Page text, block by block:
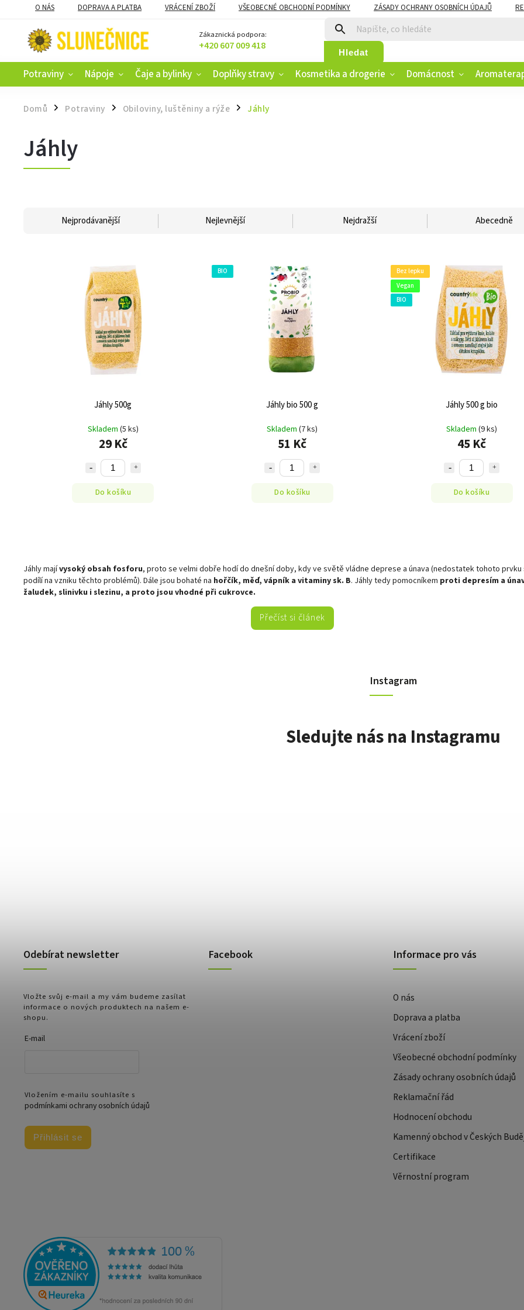
O NÁS DOPRAVA A PLATBA VRÁCENÍ ZBOŽÍ VŠEOBECNÉ OBCHODNÍ PODMÍNKY ZÁSADY OCHRANY OSOBNÍCH ÚDAJŮ
VĚRNOSTNÍ PROGRAM
Zákaznická podpora:
+420 607 009 418 Hledat
Potraviny Nápoje Čaje a bylinky Doplňky stravy Kosmetika a drogerie Domácnost
Domů / Potraviny / Obiloviny, luštěniny a rýže / Jáhly
Jáhly
Nejprodávanější Nejlevnější Nejdražší Abecedně
Jáhly 500g
Skladem (5 ks)
29 Kč
Do košíku
BIO
Jáhly bio 500 g
Skladem(7 ks)
51 Kč
Do košíku
Bez lepku
Vegan
BIO
Jáhly 500 g bio
Skladem(9 ks)
45 Kč
Do košíku
Jáhly majívysoký obsah fosforu, proto se velmi dobře hodí do dnešní doby, kdy ve světě vládne deprese a únava (nedostatek tohoto
podílí na vzniku těchto problémů). Dále jsou bohaté na hořčík, měď, vápník a vitaminy sk. B. Jáhly tedy pomocníkem proti depresím a
žaludek, slinivku i slezinu, a proto jsou vhodné při cukrovce.
Přečíst si článek
Instagram
Sledujte nás na Instagramu
Odebírat newsletter
Vložte svůj e-mail a my vám budeme zasílat
informace o nových produktech na našem e-
shopu.
E-mail
Vložením e-mailu souhlasíte s
podmínkami ochrany osobních údajů
Přihlásit se
Facebook Informace pro vás
O nás
Doprava a platba
Vrácení zboží
Všeobecné obchodní podmínky
Zásady ochrany osobních údajů
Reklamační řád
Hodnocení obchodu
Kamenný obchod v Českých
Certifikace
Věrnostní program